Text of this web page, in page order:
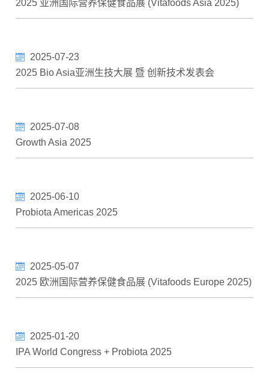
2025 亚洲国际营养保健食品展 (Vitafoods Asia 2025)
2025 Bio Asia亚洲生技大展 暨 创新技术发表会
2025-07-23
Growth Asia 2025
2025-07-08
Probiota Americas 2025
2025-06-10
2025 欧洲国际营养保健食品展 (Vitafoods Europe 2025)
2025-05-07
IPA World Congress + Probiota 2025
2025-01-20